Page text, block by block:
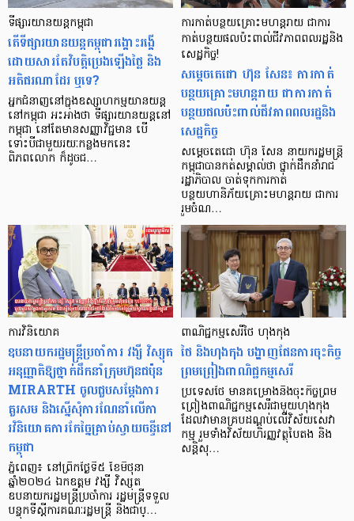
ទីផ្សារយានយន្ដកម្ពុជា
តើទីផ្សារយានយន្ដកម្ពុជារង្គោះរង្គើ
ដោយសារតែវិបត្តិប្រេងឡើងថ្លៃ និង
អតិផរណាដែរ ឬទេ?
អ្នកជំនាញនៅក្នុងឧស្សាហកម្មយានយន្ដ
នៅកម្ពុជា អះអាងថា ទីផ្សារយានយន្ដនៅ
កម្ពុជា នៅតែមានសញ្ញាវិជ្ជមាន បើ
ទោះបីជាមួយរយៈកន្លងមកនេះ
ពិភពលោក ក៏ដូចជ…
ការកាត់បន្ថយគ្រោះមហន្តរាយ ជាការ
កាត់បន្ថយផលប៉ះពាល់ជីវភាពពលរដ្ឋនិង
សេដ្ឋកិច្ច!
សម្តេចតេជោ ហ៊ុន សែន៖ ការកាត់
បន្ថយគ្រោះមហន្តរាយ ជាការកាត់
បន្ថយផលប៉ះពាល់ជីវភាពពលរដ្ឋនិង
សេដ្ឋកិច្ច
សម្តេចតេជោ ហ៊ុន សែន នាយករដ្ឋមន្ត្រី
កម្ពុជាបានកត់សម្គាល់ថា ថ្នាក់ដឹកនាំរាជ
រដ្ឋាភិបាល ចាត់ទុកការកាត់
បន្ថយហានិភ័យគ្រោះមហន្តរាយ ជាការ
រួមចំណ…
ការវិនិយោគ
ឧបនាយករដ្ឋមន្ត្រីប្រចាំការ វង្សី វិស្សុត
អនុញ្ញាតិឱ្យថ្នាក់ដឹកនាំក្រុមហ៊ុនជប៉ុន
MIRARTH ចូលជួបសម្តែងការ
គួរសម និងស្នើសុំការណែនាំលើកា
រវិនិយោគការកែច្នៃគ្រាប់ស្វាយចន្ទីនៅ
កម្ពុជា
ភ្នំពេញ៖ នៅព្រឹកថ្ងៃទី៥ ខែមិថុនា
ឆ្នាំ២០២៤ ឯកឧត្តម វង្សី វិស្សុត
ឧបនាយករដ្ឋមន្ត្រីប្រចាំការ រដ្ឋមន្ត្រីទទួល
បន្ទុកទីស្តីការគណៈរដ្ឋមន្ត្រី និងជាប្…
ពាណិជ្ជកម្មសេរី​ថៃ ហុងកុង
ថៃ និងហុងកុង បង្ហាញ​ផែនការចុះ​កិច្ច
ព្រមព្រៀងពាណិជ្ជកម្ម​សេរី
ប្រទេសថៃ មានគម្រោងនឹងចុះកិច្ចព្រម
ព្រៀងពាណិជ្ជកម្មសេរីជាមួយហុងកុង
ដែលវាមានគ្របដណ្ដប់លើវិស័យសេវា
កម្ម រួមទាំងវិស័យហិរញ្ញវត្ថុបៃតង និង
សន្ដិសុ…